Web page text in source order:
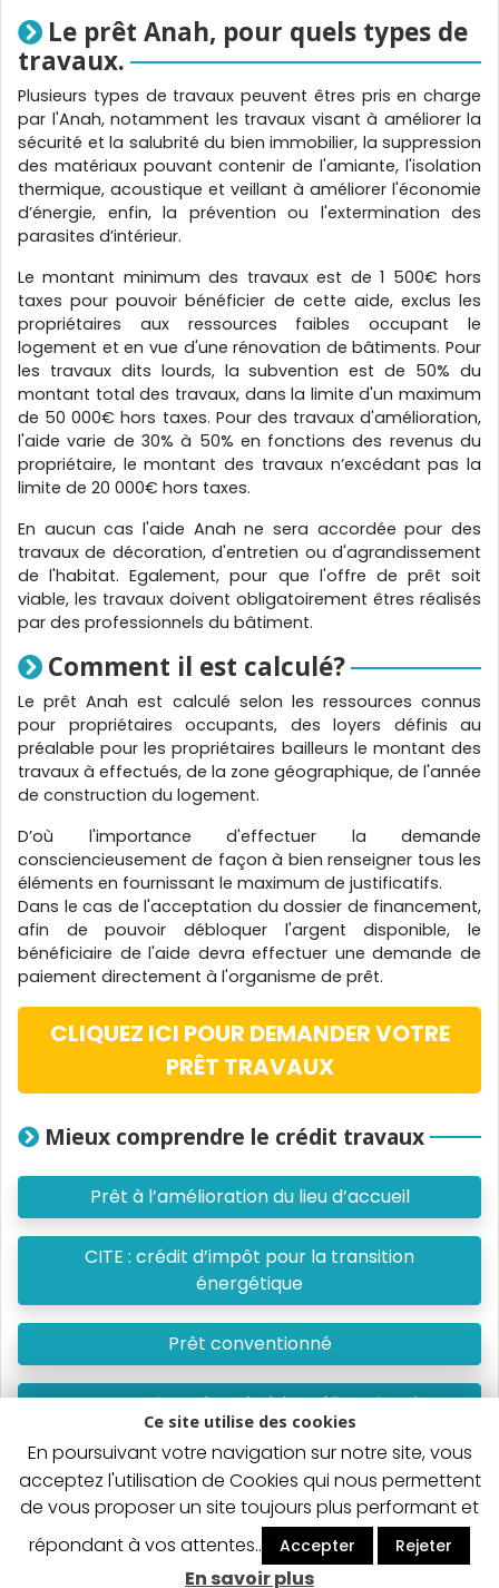
Le prêt Anah, pour quels types de
travaux.
Plusieurs types de travaux peuvent êtres pris en charge
par l'Anah, notamment les travaux visant à améliorer la
sécurité et la salubrité du bien immobilier, la suppression
des matériaux pouvant contenir de l'amiante, l'isolation
thermique, acoustique et veillant à améliorer l'économie
d’énergie, enfin, la prévention ou l'extermination des
parasites d’intérieur.
Le montant minimum des travaux est de 1 500€ hors
taxes pour pouvoir bénéficier de cette aide, exclus les
propriétaires aux ressources faibles occupant le
logement et en vue d'une rénovation de bâtiments. Pour
les travaux dits lourds, la subvention est de 50% du
montant total des travaux, dans la limite d'un maximum
de 50 000€ hors taxes. Pour des travaux d'amélioration,
l'aide varie de 30% à 50% en fonctions des revenus du
propriétaire, le montant des travaux n’excédant pas la
limite de 20 000€ hors taxes.
En aucun cas l'aide Anah ne sera accordée pour des
travaux de décoration, d'entretien ou d'agrandissement
de l'habitat. Egalement, pour que l'offre de prêt soit
viable, les travaux doivent obligatoirement êtres réalisés
par des professionnels du bâtiment.
Comment il est calculé?
Le prêt Anah est calculé selon les ressources connus
pour propriétaires occupants, des loyers définis au
préalable pour les propriétaires bailleurs le montant des
travaux à effectués, de la zone géographique, de l'année
de construction du logement.
D’où l'importance d'effectuer la demande
consciencieusement de façon à bien renseigner tous les
éléments en fournissant le maximum de justificatifs.
Dans le cas de l'acceptation du dossier de financement,
afin de pouvoir débloquer l'argent disponible, le
bénéficiaire de l'aide devra effectuer une demande de
paiement directement à l'organisme de prêt.
CLIQUEZ ICI POUR DEMANDER VOTRE
PRÊT TRAVAUX
Mieux comprendre le crédit travaux
Prêt à l’amélioration du lieu d’accueil
CITE : crédit d’impôt pour la transition
énergétique
Prêt conventionné
Tout savoir sur le Prêt à l’amélioration de
l’habitat
Un crédit vous engage et doit être remboursé. Vérifiez
vos capacités de remboursement avant de vous
engager.
Ce site utilise des cookies
En poursuivant votre navigation sur notre site, vous
acceptez l'utilisation de Cookies qui nous permettent
de vous proposer un site toujours plus performant et
répondant à vos attentes..
Accepter Rejeter
En savoir plus